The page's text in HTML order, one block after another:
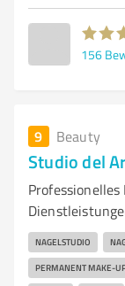
156
9 Beauty
Studio del
NAGELSTUDIO
PERMANENT MAKE-